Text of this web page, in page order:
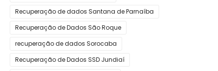
Recuperação de dados Santana de Parnaíba
Recuperação de Dados São Roque
recuperação de dados Sorocaba
Recuperação de Dados SSD Jundiaí